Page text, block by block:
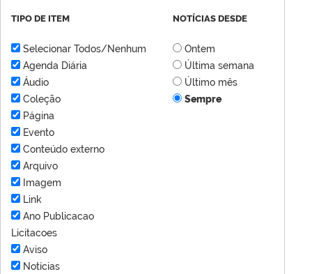
TIPO DE ITEM
Selecionar Todos/Nenhum
Agenda Diária
Áudio
Coleção
Página
Evento
Conteúdo externo
Arquivo
Imagem
Link
Ano Publicacao
Licitacoes
Aviso
Notícias
NOTÍCIAS DESDE
Ontem
Última semana
Último mês
Sempre